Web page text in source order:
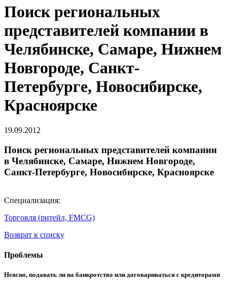
Поиск региональных
представителей компании в
Челябинске, Самаре, Нижнем
Новгороде, Санкт-
Петербурге, Новосибирске,
Красноярске
19.09.2012
Поиск региональных представителей компании
в Челябинске, Самаре, Нижнем Новгороде,
Санкт-Петербурге, Новосибирске, Красноярске
Специализация:
Торговля (ритейл, FMCG)
Возврат к списку
Проблемы
Неясно, подавать ли на банкротство или договариваться с кредиторами